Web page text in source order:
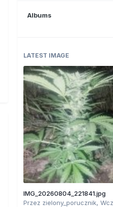
Albums
LATEST IMAGE
IMG_20260804_221841.jpg
Przez zielony_porucznik,